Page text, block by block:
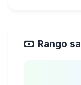
Rango